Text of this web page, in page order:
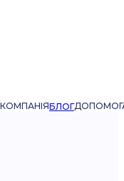
КОМПАНІЯБЛОГ